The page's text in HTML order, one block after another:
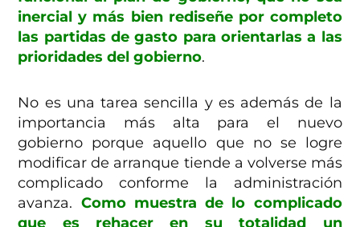
inercial y más bien rediseñe por completo
las partidas de gasto para orientarlas a las
prioridades del gobierno.
No es una tarea sencilla y es además de la
importancia más alta para el nuevo
gobierno porque aquello que no se logre
modificar de arranque tiende a volverse más
complicado conforme la administración
avanza. Como muestra de lo complicado
que es rehacer en su totalidad un